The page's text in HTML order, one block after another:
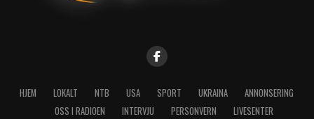
HJEM LOKALT NTB USA SPORT UKRAINA
ANNONSERING
OSS I RADIOEN
INTERVJU PERSONVERN LIVESENTER